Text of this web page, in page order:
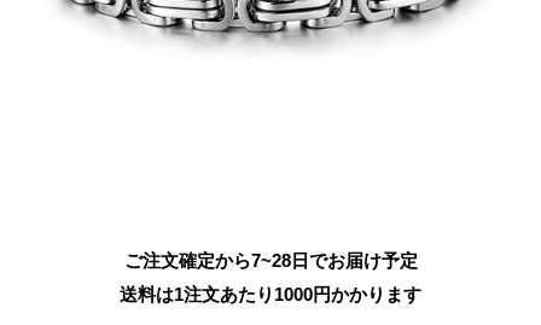
ご注文確定から7~28日でお届け予定
送料は1注文あたり 1000円かかります